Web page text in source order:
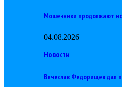
Мошенники продолжают
04.08.2026
Новости
Вячеслав Федорищев дал